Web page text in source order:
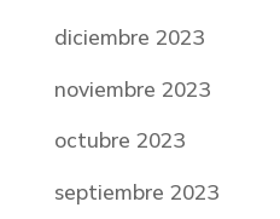
diciembre 2023
noviembre 2023
octubre 2023
septiembre 2023